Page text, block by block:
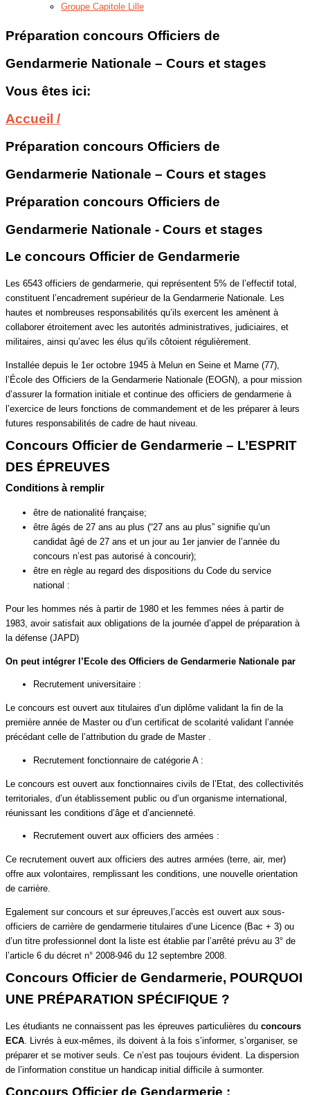
Groupe Capitole Lille
Préparation concours Officiers de
Gendarmerie Nationale – Cours et stages
Vous êtes ici:
Accueil /
Préparation concours Officiers de
Gendarmerie Nationale – Cours et stages
Préparation concours Officiers de
Gendarmerie Nationale - Cours et stages
Le concours Officier de Gendarmerie
Les 6543 officiers de gendarmerie, qui représentent 5% de l’effectif total,
constituent l’encadrement supérieur de la Gendarmerie Nationale. Les
hautes et nombreuses responsabilités qu’ils exercent les amènent à
collaborer étroitement avec les autorités administratives, judiciaires, et
militaires, ainsi qu’avec les élus qu’ils côtoient régulièrement.
Installée depuis le 1er octobre 1945 à Melun en Seine et Marne (77),
l’École des Officiers de la Gendarmerie Nationale (EOGN), a pour mission
d’assurer la formation initiale et continue des officiers de gendarmerie à
l’exercice de leurs fonctions de commandement et de les préparer à leurs
futures responsabilités de cadre de haut niveau.
Concours Officier de Gendarmerie – L’ESPRIT
DES ÉPREUVES
Conditions à remplir
être de nationalité française;
être âgés de 27 ans au plus (“27 ans au plus” signifie qu’un
candidat âgé de 27 ans et un jour au 1er janvier de l’année du
concours n’est pas autorisé à concourir);
être en règle au regard des dispositions du Code du service
national :
Pour les hommes nés à partir de 1980 et les femmes nées à partir de
1983, avoir satisfait aux obligations de la journée d’appel de préparation à
la défense (JAPD)
On peut intégrer l’Ecole des Officiers de Gendarmerie Nationale par
Recrutement universitaire :
Le concours est ouvert aux titulaires d’un diplôme validant la fin de la
première année de Master ou d’un certificat de scolarité validant l’année
précédant celle de l’attribution du grade de Master .
Recrutement fonctionnaire de catégorie A :
Le concours est ouvert aux fonctionnaires civils de l’Etat, des collectivités
territoriales, d’un établissement public ou d’un organisme international,
réunissant les conditions d’âge et d’ancienneté.
Recrutement ouvert aux officiers des armées :
Ce recrutement ouvert aux officiers des autres armées (terre, air, mer)
offre aux volontaires, remplissant les conditions, une nouvelle orientation
de carrière.
Egalement sur concours et sur épreuves,l’accès est ouvert aux sous-
officiers de carrière de gendarmerie titulaires d’une Licence (Bac + 3) ou
d’un titre professionnel dont la liste est établie par l’arrêté prévu au 3° de
l’article 6 du décret n° 2008-946 du 12 septembre 2008.
Concours Officier de Gendarmerie, POURQUOI
UNE PRÉPARATION SPÉCIFIQUE ?
Les étudiants ne connaissent pas les épreuves particulières du concours
ECA. Livrés à eux-mêmes, ils doivent à la fois s’informer, s’organiser, se
préparer et se motiver seuls. Ce n’est pas toujours évident. La dispersion
de l’information constitue un handicap initial difficile à surmonter.